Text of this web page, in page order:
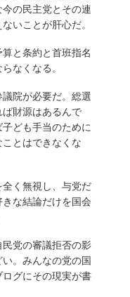
の民主党とその連
いことが肝心だ。
と条約と首班指名
なくなる。
院が必要だ。総選
財源はあるんで
ども手当のために
とはできなくな
く無視し、与党だ
な結論だけを国会
民党の審議拒否の影
。みんなの党の国
グにその現実が書